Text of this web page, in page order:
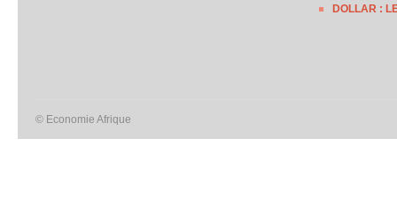
DOLLAR :
© Economie Afrique